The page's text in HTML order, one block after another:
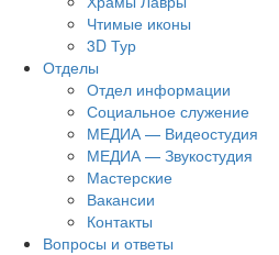
Чтимые иконы
3D Тур
Отделы
Отдел информации
Социальное служение
МЕДИА — Видеостудия
МЕДИА — Звукостудия
Мастерские
Вакансии
Контакты
Вопросы и ответы